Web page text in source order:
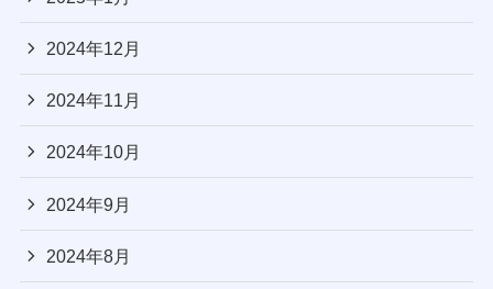
2024年12月
2024年11月
2024年10月
2024年9月
2024年8月